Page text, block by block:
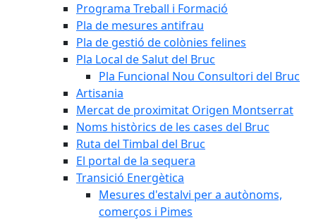
Programa Treball i Formació
Pla de mesures antifrau
Pla de gestió de colònies felines
Pla Local de Salut del Bruc
Pla Funcional Nou Consultori del Bruc
Artisania
Mercat de proximitat Origen Montserrat
Noms històrics de les cases del Bruc
Ruta del Timbal del Bruc
El portal de la sequera
Transició Energètica
Mesures d'estalvi per a autònoms,
comerços i Pimes